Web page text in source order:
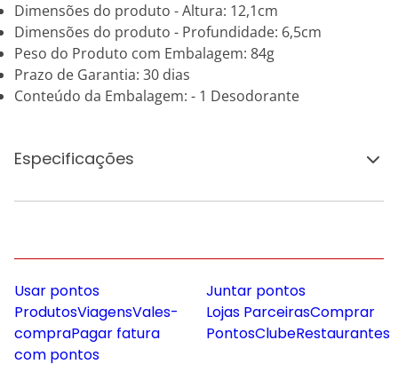
Dimensões do produto - Altura: 12,1cm
Dimensões do produto - Profundidade: 6,5cm
Peso do Produto com Embalagem: 84g
Prazo de Garantia: 30 dias
Conteúdo da Embalagem: - 1 Desodorante
Especificações
Usar pontos
ProdutosViagensVales-
compraPagar fatura
com pontos
Juntar pontos
Lojas ParceirasComprar
PontosClubeRestaurantes